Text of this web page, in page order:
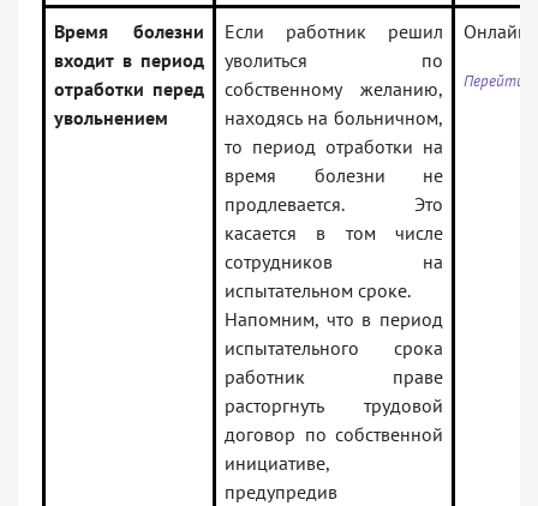
Время болезни
входит в период
отработки перед
увольнением
Если работник решил
уволиться по
собственному желанию,
находясь на больничном,
то период отработки на
время болезни не
продлевается. Это
касается в том числе
сотрудников на
испытательном сроке.
Напомним, что в период
испытательного срока
работник праве
расторгнуть трудовой
договор по собственной
инициативе,
предупредив
Перейти